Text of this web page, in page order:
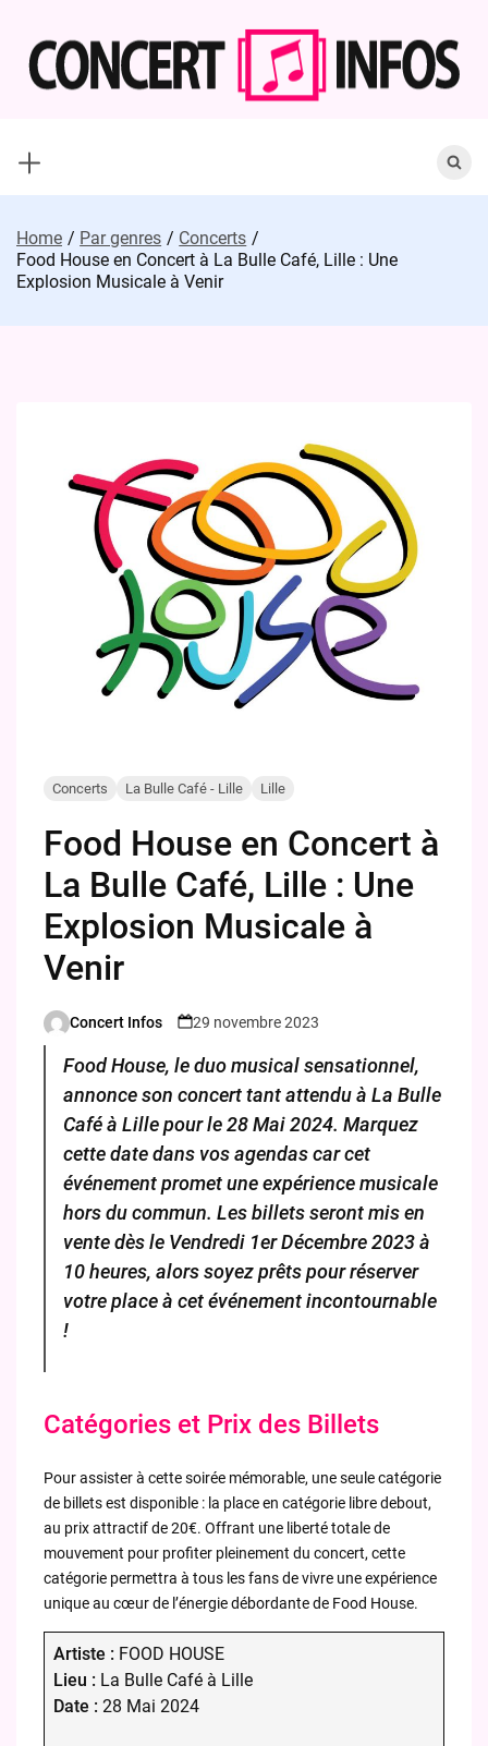
content
for:
Home Par genres
Concerts
Food House en Concert à La Bulle Café, Lille : Une
Explosion Musicale à Venir
Concerts La Bulle Café - Lille Lille
Food House en Concert à
La Bulle Café, Lille : Une
Explosion Musicale à
Venir
Posted
Concert Infos 29 novembre 2023
Food House, le duo musical sensationnel,
annonce son concert tant attendu à La Bulle
Café à Lille pour le 28 Mai 2024. Marquez
cette date dans vos agendas car cet
événement promet une expérience musicale
hors du commun. Les billets seront mis en
vente dès le Vendredi 1er Décembre 2023 à
10 heures, alors soyez prêts pour réserver
votre place à cet événement incontournable
!
Catégories et Prix des Billets
Pour assister à cette soirée mémorable, une seule catégorie
de billets est disponible : la place en catégorie libre debout,
au prix attractif de 20€. Offrant une liberté totale de
mouvement pour profiter pleinement du concert, cette
catégorie permettra à tous les fans de vivre une expérience
unique au cœur de l’énergie débordante de Food House.
Artiste : FOOD HOUSE
Lieu : La Bulle Café à Lille
Date : 28 Mai 2024